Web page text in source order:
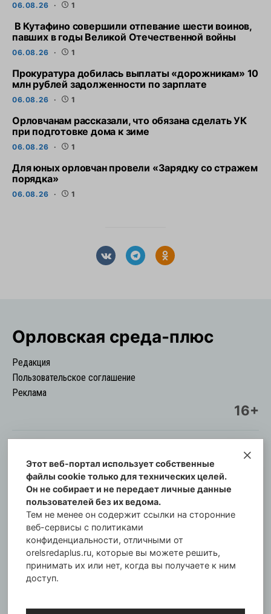
06.08.26 1
В Кутафино совершили отпевание шести воинов,
павших в годы Великой Отечественной войны
06.08.26 1
Прокуратура добилась выплаты «дорожникам» 10
млн рублей задолженности по зарплате
06.08.26 1
Орловчанам рассказали, что обязана сделать УК
при подготовке дома к зиме
06.08.26 1
Для юных орловчан провели «Зарядку со стражем
порядка»
06.08.26 1
Орловская cреда-плюс
Редакция
Пользовательское соглашение
Реклама
16+
© Информационный городской портал
Орловская cреда-плюс, 2021-2026
Свидетельство о регистрации СМИ: ПИ №57-
00254 от 29 октября 2013 г.
Газета зарегистрирована Управлением
Федеральной службы по надзору в сфере связи,
информационных технологий и массовых
коммуникаций по Орловской области.
Главный редактор: Татьяна Филёва
Этот веб-портал использует собственные
файлы cookie только для технических целей.
Он не собирает и не передает личные данные
пользователей без их ведома.
Тем не менее он содержит ссылки на сторонние
веб-сервисы с политиками
конфиденциальности, отличными от
orelsredaplus.ru, которые вы можете решить,
принимать их или нет, когда вы получаете к ним
доступ.